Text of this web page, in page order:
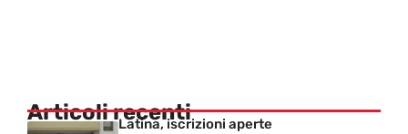
Articoli recentiLatina, iscrizioni aperte